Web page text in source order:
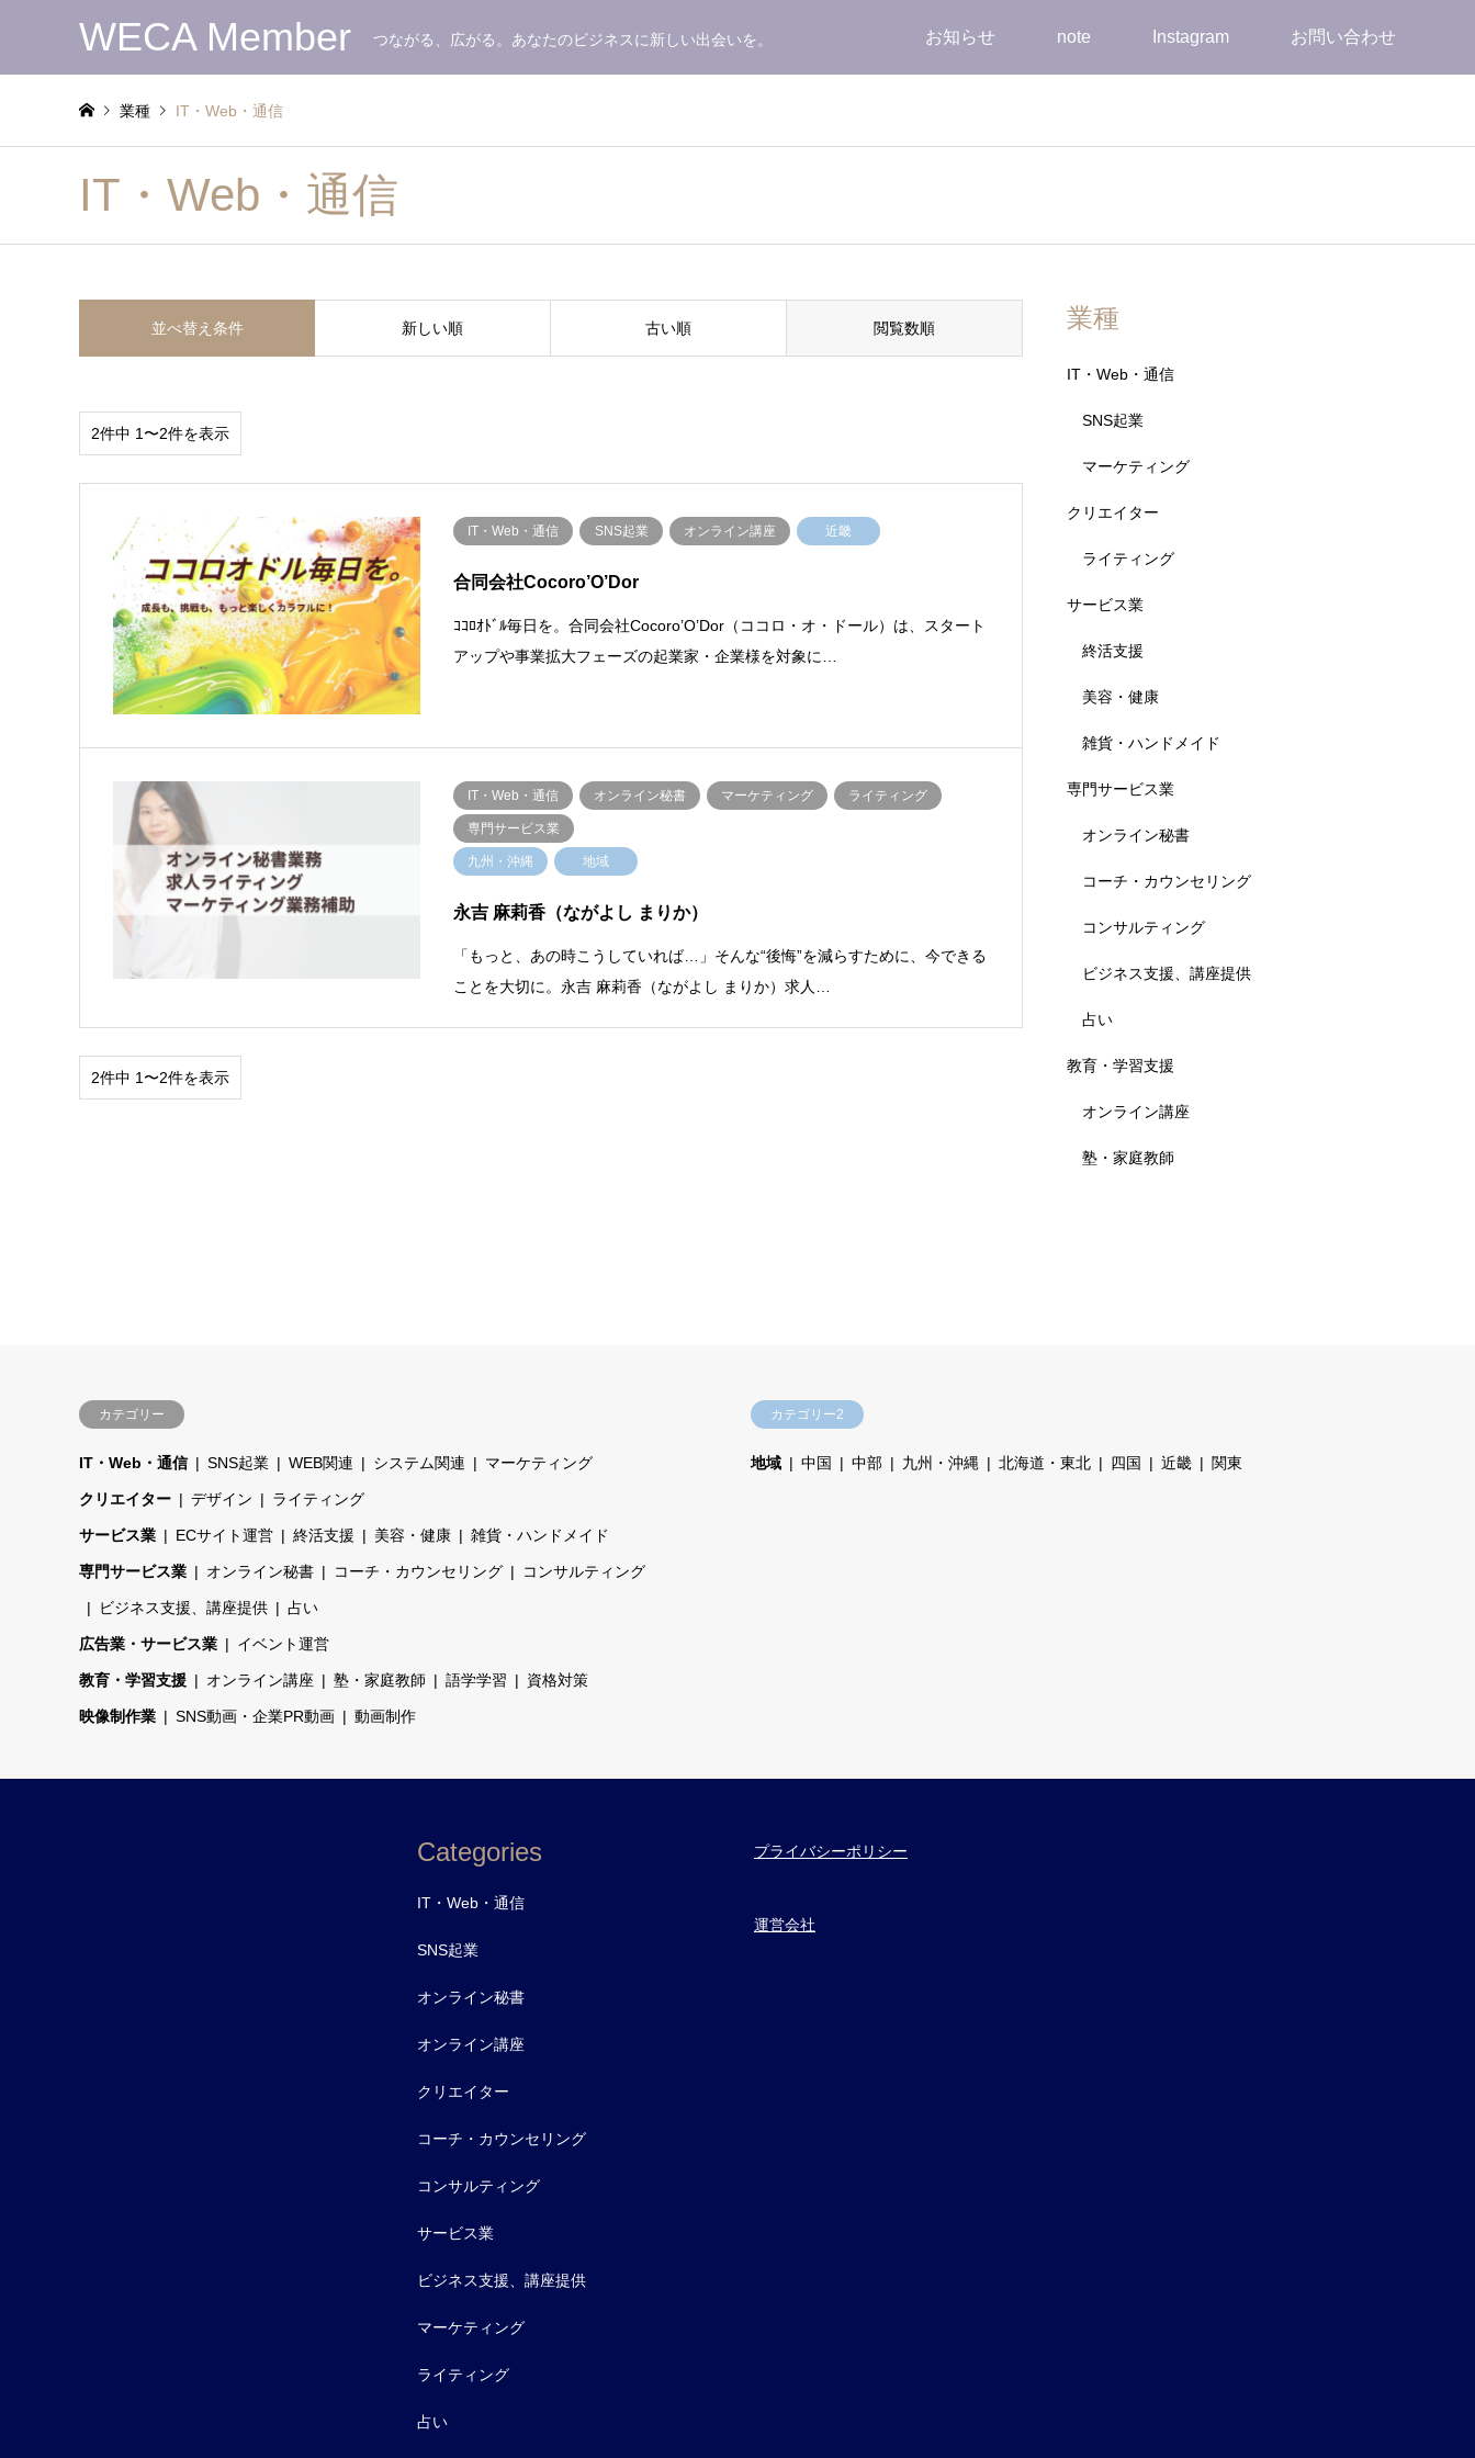
WECA Member つながる、広がる。あなたのビジネスに新しい出会いを。 お知らせ note Instagram お問い合わせ
業種 IT・Web・通信
IT・Web・通信
並べ替え条件 新しい順 古い順 閲覧数順
2件中 1〜2件を表示
IT・Web・通信 SNS起業 オンライン講座 近畿
合同会社Cocoro’O’Dor
ｺｺﾛｵﾄﾞﾙ毎日を。合同会社Cocoro’O’Dor（ココロ・オ・ドール）は、スタート
アップや事業拡大フェーズの起業家・企業様を対象に…
IT・Web・通信 オンライン秘書 マーケティング ライティング
専門サービス業
九州・沖縄 地域
永吉 麻莉香（ながよし まりか）
「もっと、あの時こうしていれば…」そんな“後悔”を減らすために、今できる
ことを大切に。永吉 麻莉香（ながよし まりか）求人…
2件中 1〜2件を表示
業種
IT・Web・通信
SNS起業
マーケティング
クリエイター
ライティング
サービス業
終活支援
美容・健康
雑貨・ハンドメイド
専門サービス業
オンライン秘書
コーチ・カウンセリング
コンサルティング
ビジネス支援、講座提供
占い
教育・学習支援
オンライン講座
塾・家庭教師
カテゴリー
IT・Web・通信 SNS起業 WEB関連 システム関連 マーケティング
クリエイター デザイン ライティング
サービス業 ECサイト運営 終活支援 美容・健康 雑貨・ハンドメイド
専門サービス業 オンライン秘書 コーチ・カウンセリング コンサルティング
ビジネス支援、講座提供 占い
広告業・サービス業 イベント運営
教育・学習支援 オンライン講座 塾・家庭教師 語学学習 資格対策
映像制作業 SNS動画・企業PR動画 動画制作
カテゴリー2
地域 中国 中部 九州・沖縄 北海道・東北 四国 近畿 関東
Categories
IT・Web・通信
SNS起業
オンライン秘書
オンライン講座
クリエイター
コーチ・カウンセリング
コンサルティング
サービス業
ビジネス支援、講座提供
マーケティング
ライティング
占い
プライバシーポリシー
運営会社